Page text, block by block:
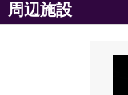
周辺施設